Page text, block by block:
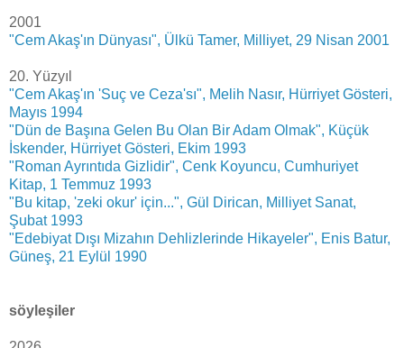
2001
"Cem Akaş'ın Dünyası", Ülkü Tamer, Milliyet, 29 Nisan 2001
20. Yüzyıl
"Cem Akaş'ın 'Suç ve Ceza'sı", Melih Nasır, Hürriyet Gösteri,
Mayıs 1994
"Dün de Başına Gelen Bu Olan Bir Adam Olmak", Küçük
İskender, Hürriyet Gösteri, Ekim 1993
"Roman Ayrıntıda Gizlidir", Cenk Koyuncu, Cumhuriyet
Kitap, 1 Temmuz 1993
"Bu kitap, 'zeki okur' için...", Gül Dirican, Milliyet Sanat,
Şubat 1993
"Edebiyat Dışı Mizahın Dehlizlerinde Hikayeler", Enis Batur,
Güneş, 21 Eylül 1990
söyleşiler